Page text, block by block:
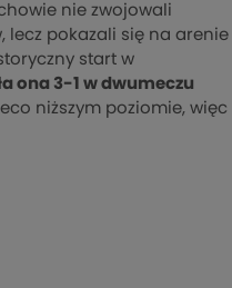
nie zwojowali
lecz pokazali się na arenie
start w
ona 3-1 w dwumeczu
niższym poziomie, więc